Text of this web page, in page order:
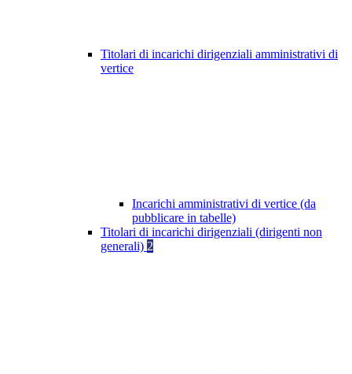
Titolari di incarichi dirigenziali amministrativi di
vertice
Incarichi amministrativi di vertice (da
pubblicare in tabelle)
Titolari di incarichi dirigenziali (dirigenti non
generali) 2